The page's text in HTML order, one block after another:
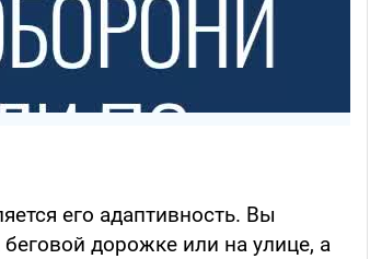
его адаптивность. Вы
дорожке или на улице, а